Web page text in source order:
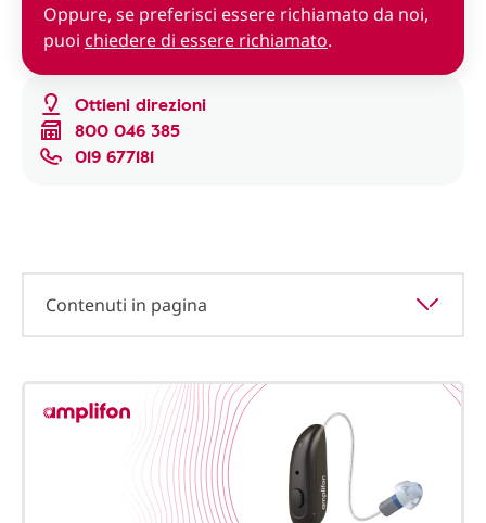
Ottieni direzioni
800 046 385
019 677181
Oppure, se preferisci essere richiamato da noi,
puoi chiedere di essere richiamato.
Contenuti in pagina